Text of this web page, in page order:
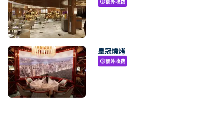
paid
皇冠燒烤
paid额外收费